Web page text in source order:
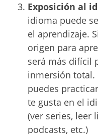
Exposición al
idioma puede
el aprendizaje.
origen para
será más difícil
inmersión total.
puedes
te gusta en el
(ver series, leer
podcasts, etc.)